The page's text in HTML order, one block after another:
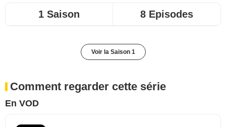
1 Saison 8 Episodes
Voir la Saison 1
Comment regarder cette série
En VOD